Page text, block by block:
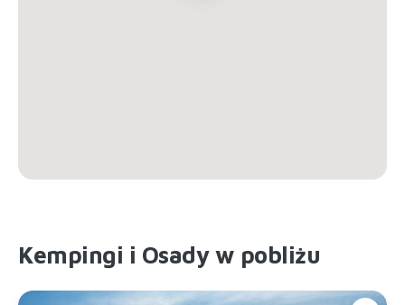
Kempingi i Osady w pobliżu